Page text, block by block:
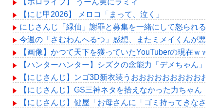
【にじ甲2026】 メロコ「まって、泣く」
にじさんじ「緑仙」謝罪と募集を一緒にして怒られる
今週の「さむわんへるつ」感想、またミメイくんが悪
【画像】かつて天下を獲っていたYouTuberの現在ｗｗ
【ハンターハンター】シズクの念能力「デメちゃん」
【にじさんじ】ンゴ3D新衣装うおおおおおおおおおお
【にじさんじ】GS三神ネタを拾えなかった力ちゃん
【にじさんじ】健屋「お母さんに「ゴミ持ってきなさ